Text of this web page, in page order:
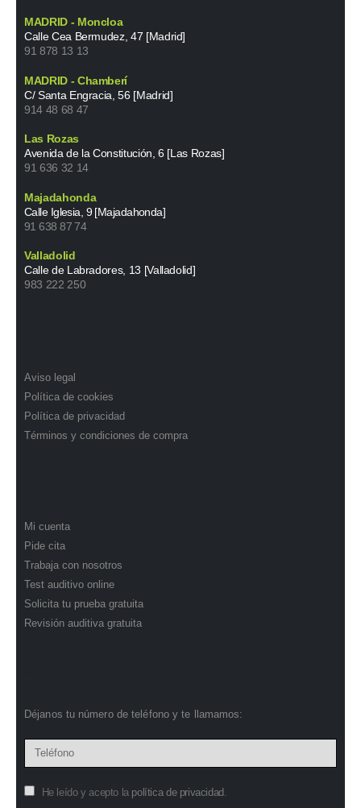
MADRID - Moncloa
Calle Cea Bermudez, 47 [Madrid]
91 878 13 13
MADRID - Chamberí
C/ Santa Engracia, 56 [Madrid]
914 48 68 47
Las Rozas
Avenida de la Constitución, 6 [Las Rozas]
91 636 32 14
Majadahonda
Calle Iglesia, 9 [Majadahonda]
91 638 87 74
Valladolid
Calle de Labradores, 13 [Valladolid]
983 222 250
Aviso legal
Política de cookies
Política de privacidad
Términos y condiciones de compra
Mi cuenta
Pide cita
Trabaja con nosotros
Test auditivo online
Solicita tu prueba gratuita
Revisión auditiva gratuita
Déjanos tu número de teléfono y te llamamos:
He leído y acepto la política de privacidad .